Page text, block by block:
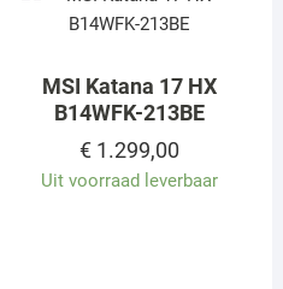
MSI Katana 17 HX
B14WFK-213BE
€1.299,00
Uit voorraad leverbaar